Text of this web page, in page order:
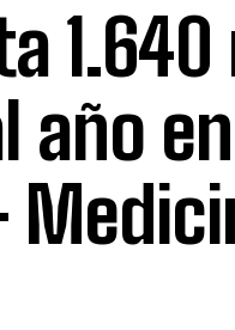
año